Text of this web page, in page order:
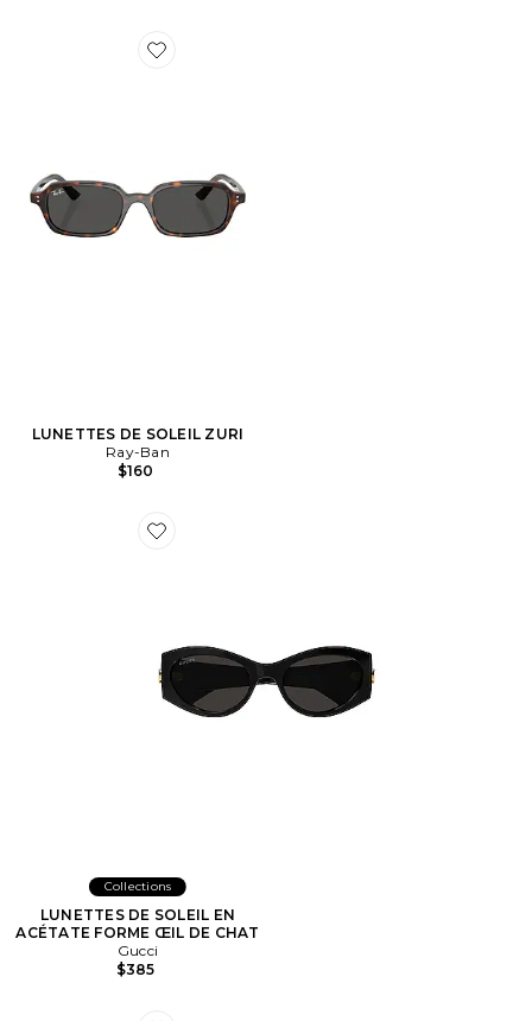
Favorite LUNETTES DE SOLEIL ZURI
LUNETTES DE SOLEIL ZURI
Ray-Ban
$160
Favorite LUNETTES DE SOLEIL EN ACÉTATE
Collections
LUNETTES DE SOLEIL EN
ACÉTATE FORME ŒIL DE CHAT
Gucci
$385